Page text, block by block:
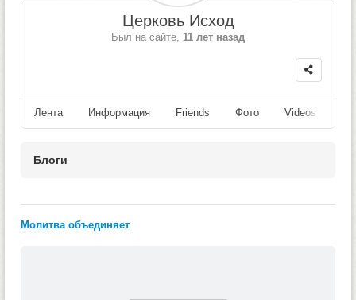
Церковь Исход
Был на сайте, 11 лет назад
Лента Информация Friends Фото Videos
Блоги
Молитва объединяет